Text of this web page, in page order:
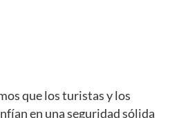
que los turistas y los
en una seguridad sólida